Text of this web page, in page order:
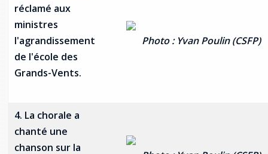
réclamé aux
ministres
l'agrandissement
de l'école des
Grands-Vents.
Photo : Yvan Poulin (CSFP)
4. La chorale a
chanté une
chanson sur la